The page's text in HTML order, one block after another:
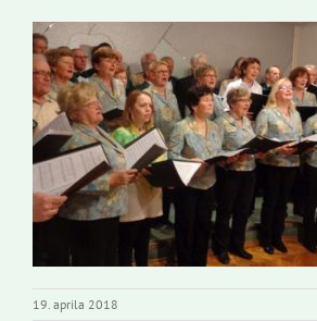
Kontakti
Novi odmev – naše glasilo
Založništvo
Koristne informacije
19. aprila 2018